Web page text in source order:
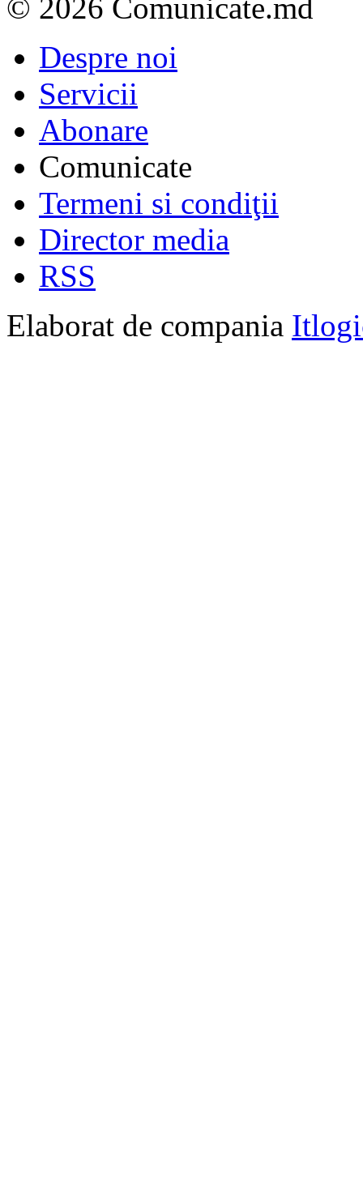
© 2026 Comunicate.md
Despre noi
Servicii
Abonare
Comunicate
Termeni si condiţii
Director media
RSS
Elaborat de compania